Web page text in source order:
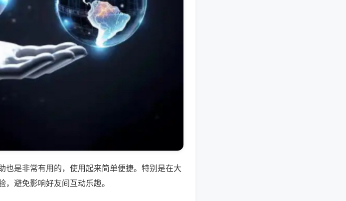
也是非常有用的，使用起来简单便捷。特别是在大
避免影响好友间互动乐趣。